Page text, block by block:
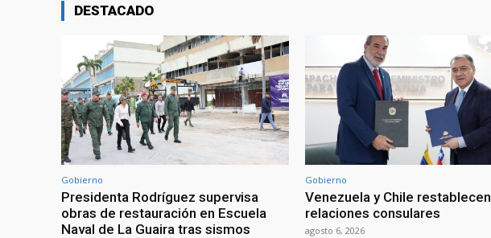
DESTACADO
Gobierno
Presidenta Rodríguez supervisa
obras de restauración en Escuela
Naval de La Guaira tras sismos
Gobierno
Venezuela y Chile restablecen
relaciones consulares
agosto 6, 2026